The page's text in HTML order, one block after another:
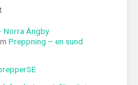
Norra Ängby
Preppning – en sund